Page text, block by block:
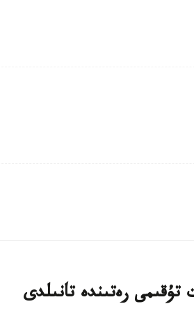
تۇقىمى رەتىندە تانىلدى